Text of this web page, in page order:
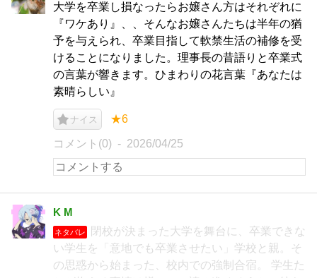
大学を卒業し損なったらお嬢さん方はそれぞれに
『ワケあり』、、そんなお嬢さんたちは半年の猶
予を与えられ、卒業目指して軟禁生活の補修を受
けることになりました。理事長の昔語りと卒業式
の言葉が響きます。ひまわりの花言葉『あなたは
素晴らしい』
ナイス ★6
コメント(0) 2026/04/25
K M
ネタバレ
閉校が決まった大学を舞台に、卒業できな
い学生を「意地でも卒業させたい」学校と親。そ
の思惑から始まった、校内での強制合宿。 学生た